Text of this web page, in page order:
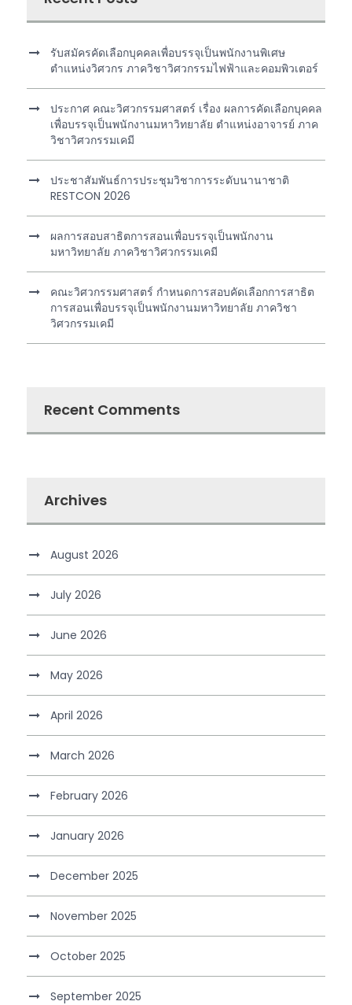
รับสมัครคัดเลือกบุคคลเพื่อบรรจุเป็นพนักงานพิเศษ
ตำแหน่งวิศวกร ภาควิชาวิศวกรรมไฟฟ้าและคอมพิวเตอร์
ประกาศ คณะวิศวกรรมศาสตร์ เรื่อง ผลการคัดเลือกบุคคล
เพื่อบรรจุเป็นพนักงานมหาวิทยาลัย ตำแหน่งอาจารย์ ภาค
วิชาวิศวกรรมเคมี
ประชาสัมพันธ์การประชุมวิชาการระดับนานาชาติ
RESTCON 2026
ผลการสอบสาธิตการสอนเพื่อบรรจุเป็นพนักงาน
มหาวิทยาลัย ภาควิชาวิศวกรรมเคมี
คณะวิศวกรรมศาสตร์ กำหนดการสอบคัดเลือกการสาธิต
การสอนเพื่อบรรจุเป็นพนักงานมหาวิทยาลัย ภาควิชา
วิศวกรรมเคมี
Recent Comments
Archives
August 2026
July 2026
June 2026
May 2026
April 2026
March 2026
February 2026
January 2026
December 2025
November 2025
October 2025
September 2025